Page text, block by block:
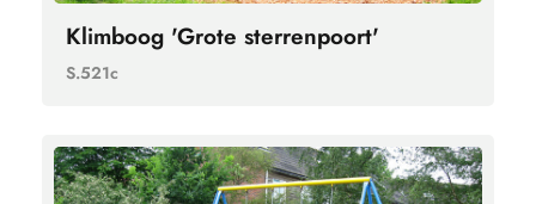
Klimboog 'Grote sterrenpoort'
S.521c